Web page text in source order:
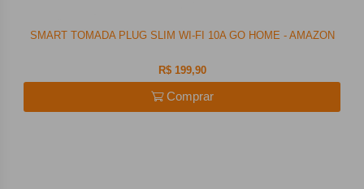
SMART TOMADA PLUG SLIM WI-FI 10A GO HOME - AMAZON
R$ 199,90
Comprar